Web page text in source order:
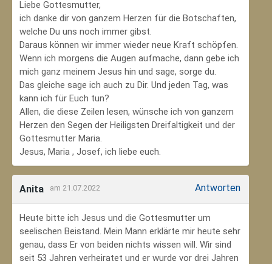
Liebe Gottesmutter,
ich danke dir von ganzem Herzen für die Botschaften,
welche Du uns noch immer gibst.
Daraus können wir immer wieder neue Kraft schöpfen.
Wenn ich morgens die Augen aufmache, dann gebe ich
mich ganz meinem Jesus hin und sage, sorge du.
Das gleiche sage ich auch zu Dir. Und jeden Tag, was
kann ich für Euch tun?
Allen, die diese Zeilen lesen, wünsche ich von ganzem
Herzen den Segen der Heiligsten Dreifaltigkeit und der
Gottesmutter Maria.
Jesus, Maria , Josef, ich liebe euch.
Anita am 21.07.2022 Antworten
Heute bitte ich Jesus und die Gottesmutter um
seelischen Beistand. Mein Mann erklärte mir heute sehr
genau, dass Er von beiden nichts wissen will. Wir sind
seit 53 Jahren verheiratet und er wurde vor drei Jahren